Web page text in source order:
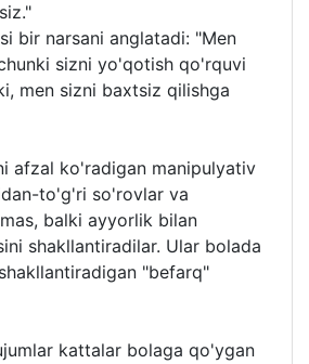
bir narsani anglatadi: "Men
sizni yo'qotish qo'rquvi
men sizni baxtsiz qilishga
afzal ko'radigan manipulyativ
to'g'ri so'rovlar va
balki ayyorlik bilan
shakllantiradilar. Ular bolada
"befarq"
kattalar bolaga qo'ygan